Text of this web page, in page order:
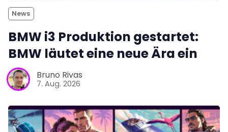
News
BMW i3 Produktion gestartet:
BMW läutet eine neue Ära ein
Bruno Rivas
7. Aug. 2026